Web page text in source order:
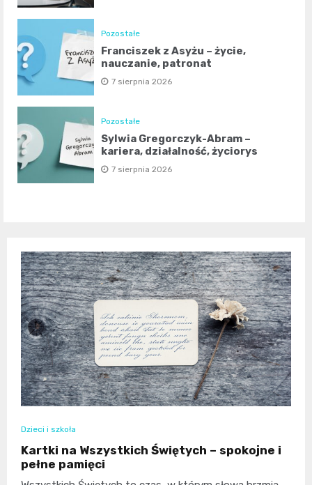
Pozostałe
Franciszek z Asyżu – życie,
nauczanie, patronat
7 sierpnia 2026
Pozostałe
Sylwia Gregorczyk-Abram –
kariera, działalność, życiorys
7 sierpnia 2026
Dzieci i szkoła
Kartki na Wszystkich Świętych – spokojne i
pełne pamięci